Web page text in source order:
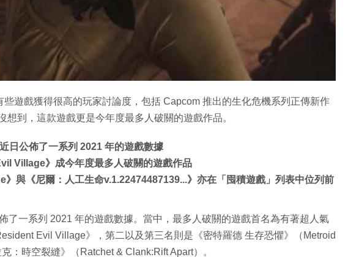
遊戲獲得很高的玩家討論度，包括 Capcom 推出的生化危機系列正傳新作
想到，這款遊戲更是今年度最多人破關的遊戲作品。
日公佈了一系列 2021 年的遊戲數據
Village》成今年度最多人破關的遊戲作品
》與《尼爾：人工生命v.1.22474487139...》亦在「囤積遊戲」列表中位列前
了一系列 2021 年的遊戲數據。當中，最多人破關的遊戲首名為有著超人氣
Evil Village》，第二以及第三名則是《密特羅德 生存恐懼》（Metroid
：時空裂縫》（Ratchet & Clank:Rift Apart）。